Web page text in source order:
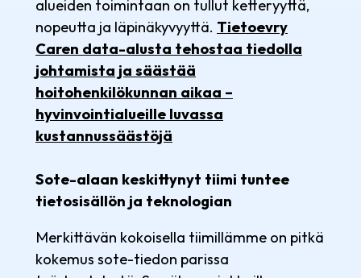
alueiden toimintaan on tullut ketteryyttä,
nopeutta ja läpinäkyvyyttä. Tietoevry
Caren data-alusta tehostaa tiedolla
johtamista ja säästää
hoitohenkilökunnan aikaa –
hyvinvointialueille luvassa
kustannussäästöjä
Sote-alaan keskittynyt tiimi tuntee
tietosisällön ja teknologian
Merkittävän kokoisella tiimillämme on pitkä
kokemus sote-tiedon parissa